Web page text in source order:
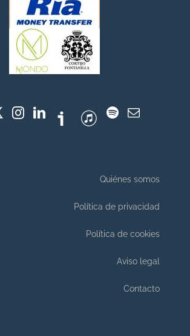
Quiénes somos
Política de privacidad
Política de cookies
Aviso legal
Contacto